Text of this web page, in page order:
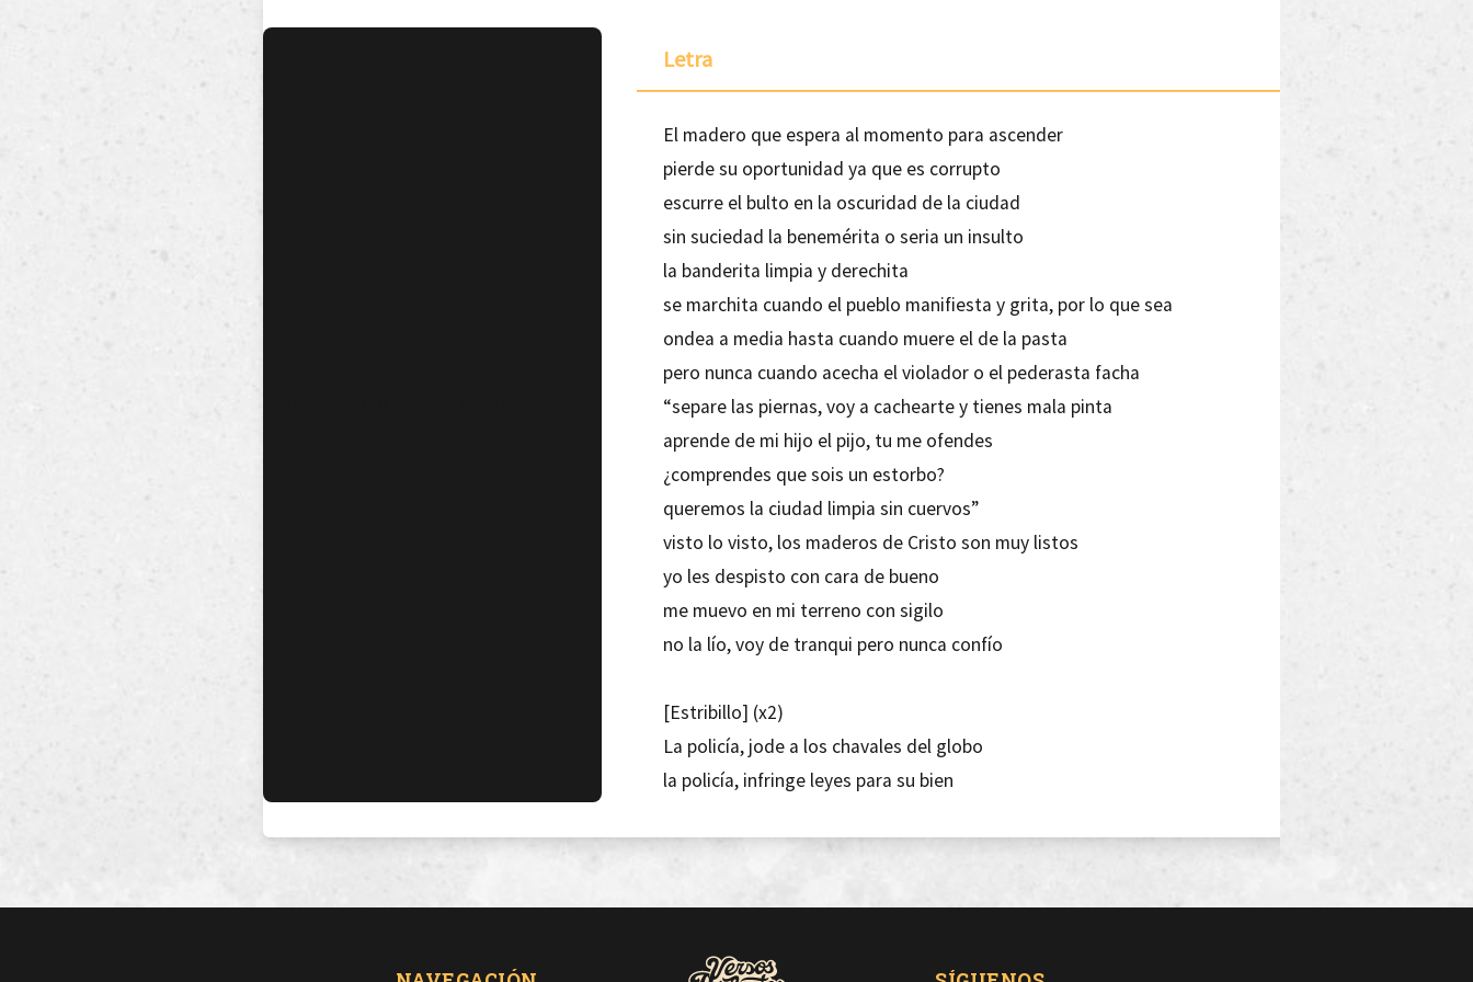
Letra
El madero que espera al momento para ascender
pierde su oportunidad ya que es corrupto
escurre el bulto en la oscuridad de la ciudad
sin suciedad la benemérita o seria un insulto
la banderita limpia y derechita
se marchita cuando el pueblo manifiesta y grita, por lo que sea
ondea a media hasta cuando muere el de la pasta
pero nunca cuando acecha el violador o el pederasta facha
“separe las piernas, voy a cachearte y tienes mala pinta
aprende de mi hijo el pijo, tu me ofendes
¿comprendes que sois un estorbo?
queremos la ciudad limpia sin cuervos”
visto lo visto, los maderos de Cristo son muy listos
yo les despisto con cara de bueno
me muevo en mi terreno con sigilo
no la lío, voy de tranqui pero nunca confío
[Estribillo] (x2)
La policía, jode a los chavales del globo
la policía, infringe leyes para su bien
la policía, escapa o te detiene bobo
con tu moto de proximidad